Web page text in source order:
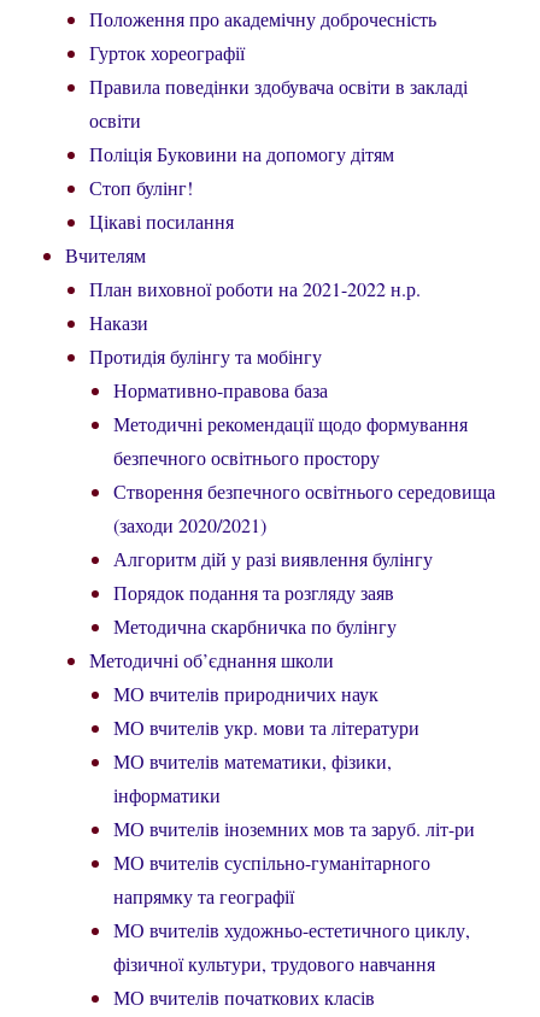
Положення про академічну доброчесність
Гурток хореографії
Правила поведінки здобувача освіти в закладі
освіти
Поліція Буковини на допомогу дітям
Стоп булінг!
Цікаві посилання
Вчителям
План виховної роботи на 2021-2022 н.р.
Накази
Протидія булінгу та мобінгу
Нормативно-правова база
Методичні рекомендації щодо формування
безпечного освітнього простору
Створення безпечного освітнього середовища
(заходи 2020/2021)
Алгоритм дій у разі виявлення булінгу
Порядок подання та розгляду заяв
Методична скарбничка по булінгу
Методичні об’єднання школи
МО вчителів природничих наук
МО вчителів укр. мови та літератури
МО вчителів математики, фізики,
інформатики
МО вчителів іноземних мов та заруб. літ-ри
МО вчителів суспільно-гуманітарного
напрямку та географії
МО вчителів художньо-естетичного циклу,
фізичної культури, трудового навчання
МО вчителів початкових класів